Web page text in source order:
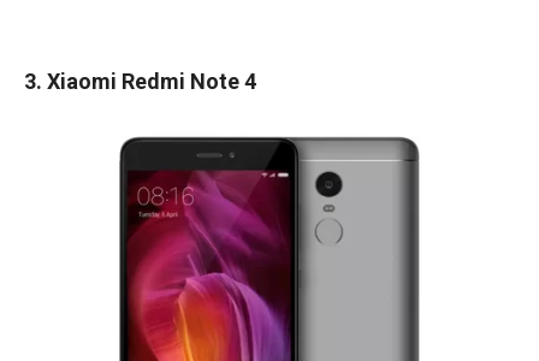
3. Xiaomi Redmi Note 4